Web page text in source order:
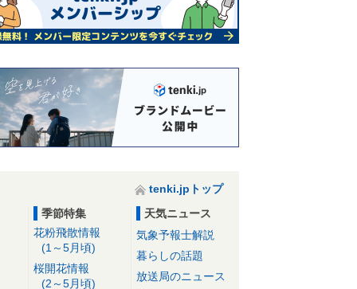
tenki.jpトップ
季節特集
花粉飛散情報
(1～5月頃)
桜開花情報
(2～5月頃)
天気ニュース
気象予報士解説
暮らしの話題
放送局のニュース